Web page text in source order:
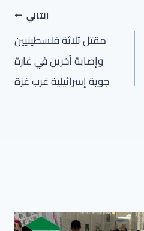
التالي
مقتل ثلاثة فلسطينيين
وإصابة آخرين في غارة
جوية إسرائيلية غرب غزة